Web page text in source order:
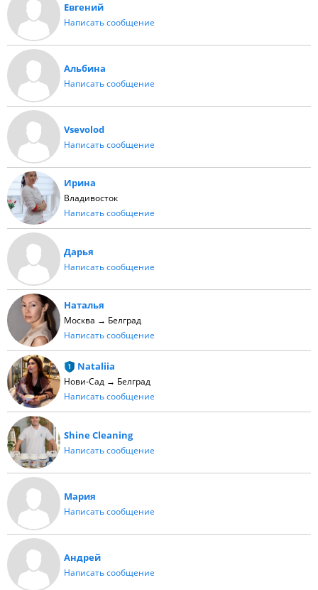
Евгений
Написать сообщение
Альбина
Написать сообщение
Vsevolod
Написать сообщение
Ирина
Владивосток
Написать сообщение
Дарья
Написать сообщение
Наталья
Москва → Белград
Написать сообщение
Nataliia
Нови-Сад → Белград
Написать сообщение
Shine Cleaning
Написать сообщение
Мария
Написать сообщение
Андрей
Написать сообщение